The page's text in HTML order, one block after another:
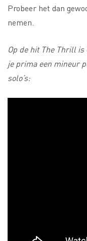
Probeer het dan
nemen.
Op de hit The Thrill
je prima een mineur
solo’s: